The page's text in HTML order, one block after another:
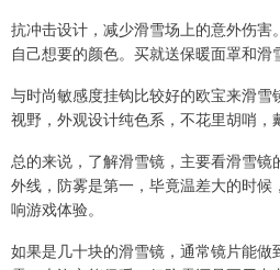
抗冲击设计，减少滑雪场上的意外伤
自己想要的颜色。买就送保暖面罩和滑
与时尚敏感度挂钩比较好的欧宝来滑
视野，外观设计纯色系，不花里胡哨，
总的来说，了解滑雪镜，主要看滑雪
外线，防雾是第一，毕竟温差大的时
响游戏体验。
如果是几十块的滑雪镜，通常镜片能